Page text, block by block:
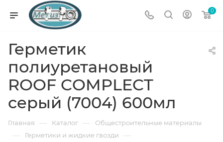
0
Герметик
полиуретановый
ROOF COMPLECT
серый (7004) 600мл
Главная — Каталог — Общестроительные материалы
— Герметики и жидкие гвозди —